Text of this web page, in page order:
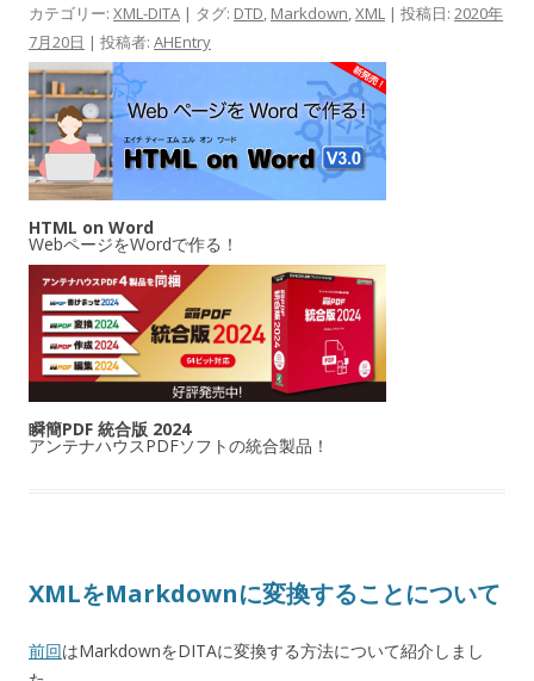
カテゴリー: XML-DITA | タグ: DTD, Markdown,XML | 投稿日: 2020年
7月20日 | 投稿者: AHEntry
HTML on Word
WebページをWordで作る！
瞬簡PDF 統合版 2024
アンテナハウスPDFソフトの統合製品！
XMLをMarkdownに変換することについて
前回はMarkdownをDITAに変換する方法について紹介しまし